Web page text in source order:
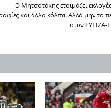
Ο Μητσοτάκης ετοιμάζει
και άλλα κόλπα. Αλλά μην το
στον ΣΥΡΙΖΑ-